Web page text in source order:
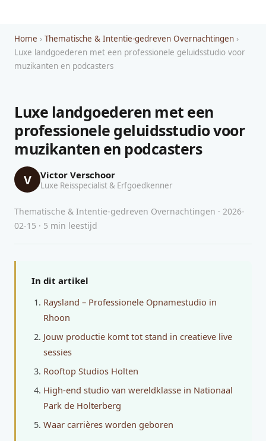
Home › Thematische & Intentie-gedreven Overnachtingen ›
Luxe landgoederen met een professionele geluidsstudio voor
muzikanten en podcasters
Luxe landgoederen met een
professionele geluidsstudio voor
muzikanten en podcasters
V Victor Verschoor
Luxe Reisspecialist & Erfgoedkenner
Thematische & Intentie-gedreven Overnachtingen · 2026-
02-15 · 5 min leestijd
In dit artikel
Raysland – Professionele Opnamestudio in
Rhoon
Jouw productie komt tot stand in creatieve live
sessies
Rooftop Studios Holten
High-end studio van wereldklasse in Nationaal
Park de Holterberg
Waar carrières worden geboren